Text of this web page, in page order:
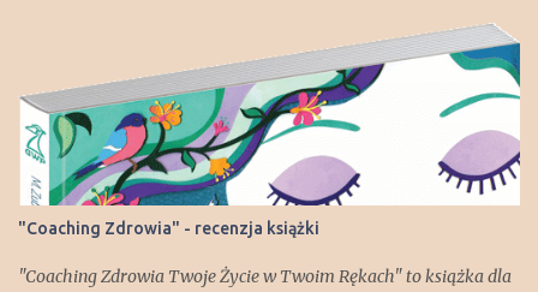
t
a
r
z
"Coaching Zdrowia" - recenzja książki
"Coaching Zdrowia Twoje Życie w Twoim Rękach" to książka dla